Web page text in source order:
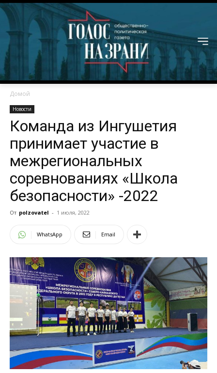
Домой
Новости
Команда из Ингушетия
принимает участие в
межрегиональных
соревнованиях «Школа
безопасности» -2022
От polzovatel - 1 июля, 2022
WhatsApp Email